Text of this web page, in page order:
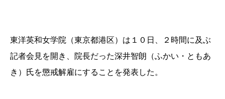
東洋英和女学院（東京都港区）は１０日、２時間に及ぶ
記者会見を開き、院長だった深井智朗（ふかい・ともあ
き）氏を懲戒解雇にすることを発表した。